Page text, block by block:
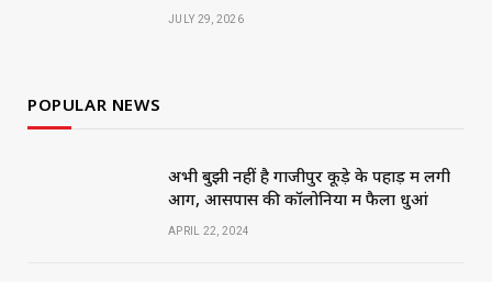
JULY 29, 2026
POPULAR NEWS
अभी बुझी नहीं है गाजीपुर कूड़े के पहाड़ में लगी
आग, आसपास की कॉलोनियों में फैला धुआं
APRIL 22, 2024